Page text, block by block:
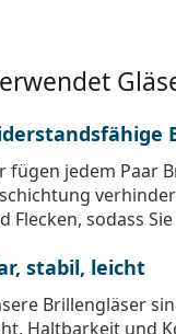
fügen jedem Paar
Flecken, sodass
stabil, leicht
Brillengläser
Haltbarkeit und